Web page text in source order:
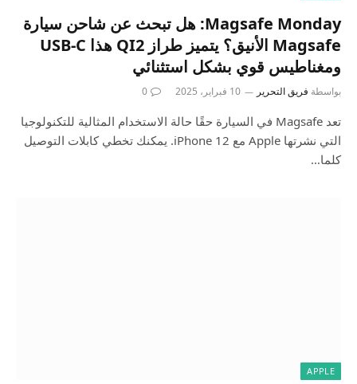
Magsafe Monday: هل تبحث عن شاحن سيارة
Magsafe الأنيق؟ يتميز طراز QI2 هذا USB-C
ومغناطيس قوي بشكل استثنائي
بواسطة فريق التحرير 10 فبراير، 2025 0
تعد Magsafe في السيارة حقًا حالة الاستخدام المثالية للتكنولوجيا
التي نشرتها Apple مع iPhone 12. يمكنك تخطي كابلات التوصيل
كلما…
APPLE